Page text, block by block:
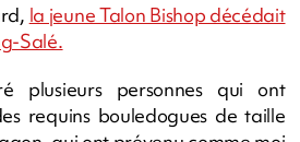
la jeune Talon Bishop décédait
Salé.
plusieurs personnes qui ont
requins bouledogues de taille